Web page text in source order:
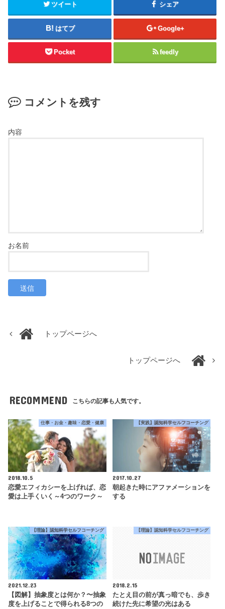
ツイート シェア
はてブ Google+
Pocket feedly
コメントを残す
トップページへ
トップページへ
RECOMMEND こちらの記事も人気です。
仕事・お金・趣味・恋愛・健康
2018.10.5
恋愛エフィカシーを上げれば、恋
愛は上手くいく～4つのワーク～
【実践】認知科学セルフコーチング
2017.10.27
朝起きた時にアファメーションを
する
【理論】認知科学セルフコーチング
2021.12.23
【図解】抽象度とは何か？〜抽象
度を上げることで得られる8つの
【理論】認知科学セルフコーチング
2018.2.15
たとえ目の前が真っ暗でも、歩き
続けた先に希望の光はある